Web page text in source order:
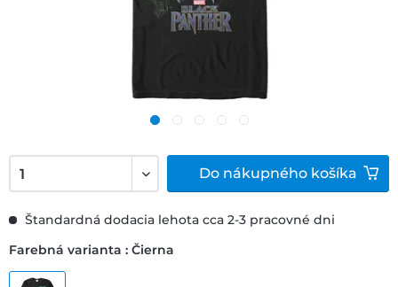
Štandardná dodacia lehota cca 2-3 pracovné dni
Farebná varianta : Čierna
Do nákupného košíka